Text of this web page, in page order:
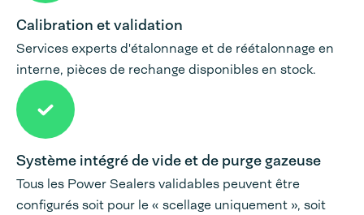
Calibration et validation
Services experts d'étalonnage et de réétalonnage en
interne, pièces de rechange disponibles en stock.
Système intégré de vide et de purge gazeuse
Tous les Power Sealers validables peuvent être
configurés soit pour le « scellage uniquement », soit